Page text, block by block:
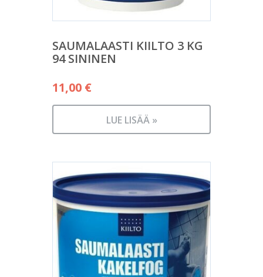
SAUMALAASTI KIILTO 3 KG
94 SININEN
11,00 €
LUE LISÄÄ »